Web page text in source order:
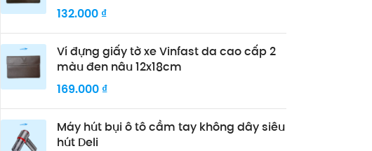
132.000 ₫
Ví đựng giấy tờ xe Vinfast da cao cấp 2
màu đen nâu 12x18cm
169.000 ₫
Máy hút bụi ô tô cầm tay không dây siêu
hút Deli